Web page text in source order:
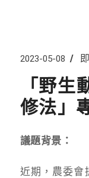
2023-05-08
「野生
修法」
議題背景：
近期，農委會